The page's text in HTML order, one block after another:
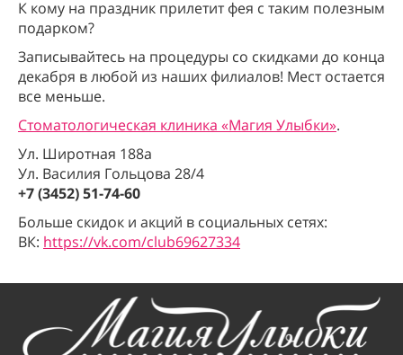
К кому на праздник прилетит фея с таким полезным
подарком?
Записывайтесь на процедуры со скидками до конца
декабря в любой из наших филиалов! Мест остается
все меньше.
Стоматологическая клиника «Магия Улыбки».
Ул. Широтная 188а
Ул. Василия Гольцова 28/4
+7 (3452) 51-74-60
Больше скидок и акций в социальных сетях:
ВК: https://vk.com/club69627334